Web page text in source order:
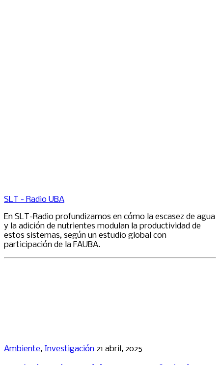
SLT - Radio UBA
En SLT-Radio profundizamos en cómo la escasez de agua
y la adición de nutrientes modulan la productividad de
estos sistemas, según un estudio global con
participación de la FAUBA.
Ambiente, Investigación 21 abril, 2025